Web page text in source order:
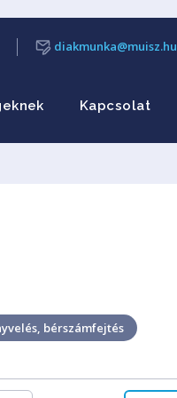
diakmunka@muisz.hu
Kapcsolat
bérszámfejtés